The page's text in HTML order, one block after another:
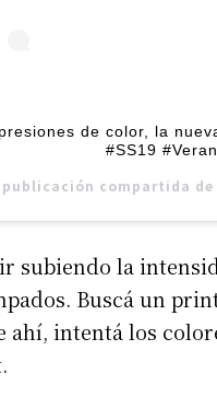
de color, la
#SS19
publicación compartida de
subiendo la
Buscá un
ahí, intentá los